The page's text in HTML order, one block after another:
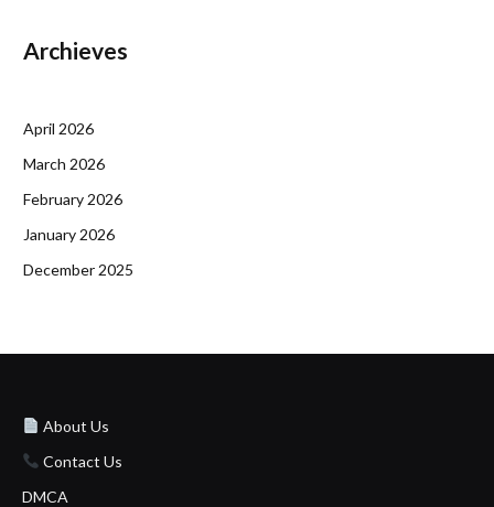
Archieves
April 2026
March 2026
February 2026
January 2026
December 2025
About Us
Contact Us
DMCA